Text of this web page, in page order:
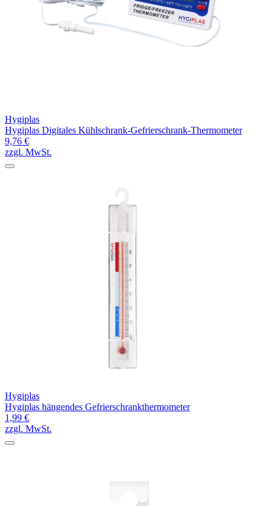
Hygiplas
Hygiplas Digitales Kühlschrank-Gefrierschrank-Thermometer
9,76 €
zzgl. MwSt.
Hygiplas
Hygiplas hängendes Gefrierschrankthermometer
1,99 €
zzgl. MwSt.